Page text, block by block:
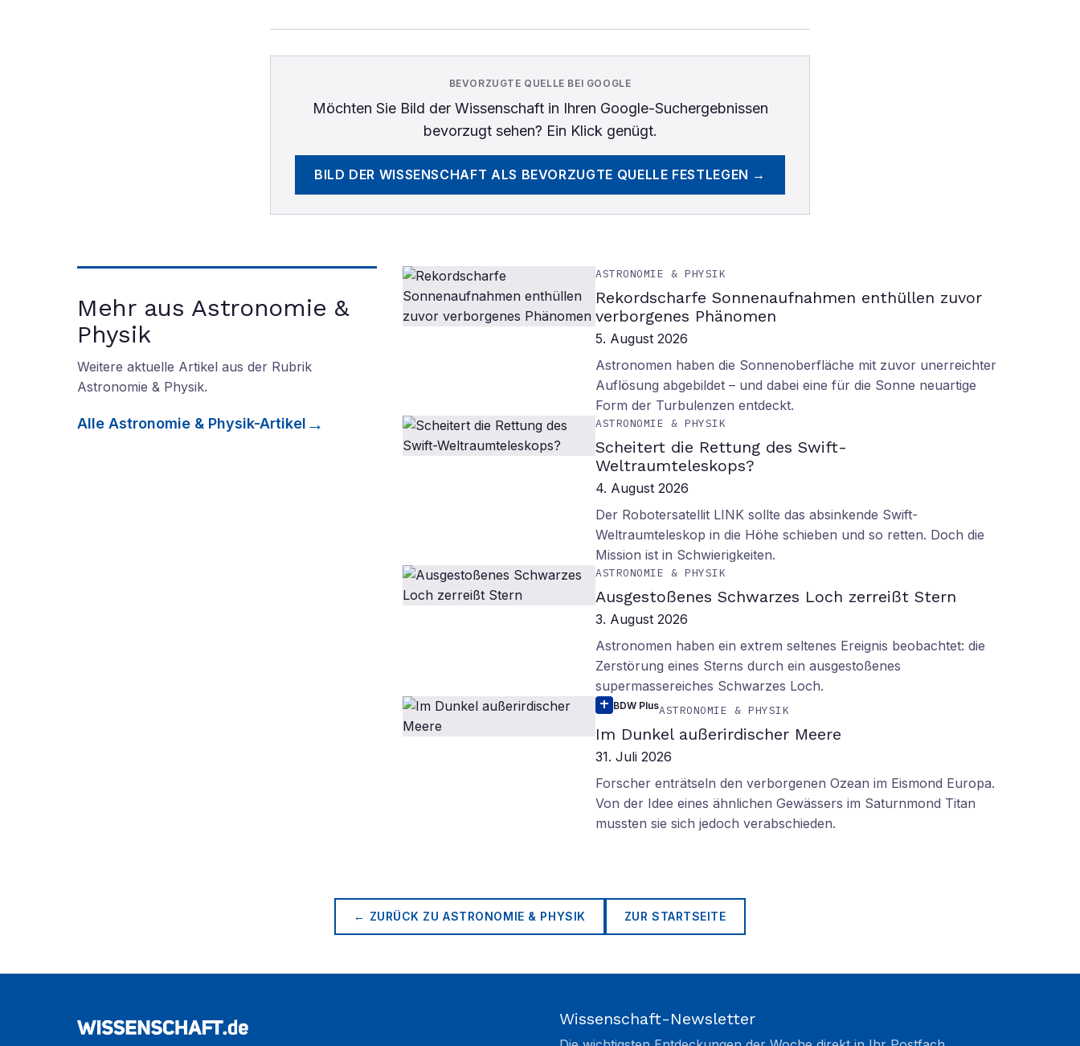
BEVORZUGTE QUELLE BEI GOOGLE
Möchten Sie Bild der Wissenschaftin Ihren Google-Suchergebnissen
bevorzugt sehen? Ein Klick genügt.
BILD DER WISSENSCHAFT ALS BEVORZUGTE QUELLE FESTLEGEN →
Mehr aus Astronomie &
Physik
Weitere aktuelle Artikel aus der Rubrik
Astronomie & Physik.
Alle Astronomie & Physik-Artikel
ASTRONOMIE & PHYSIK
Rekordscharfe Sonnenaufnahmen enthüllen zuvor
verborgenes Phänomen
5. August 2026
Astronomen haben die Sonnenoberfläche mit zuvor unerreichter
Auflösung abgebildet – und dabei eine für die Sonne neuartige
Form der Turbulenzen entdeckt.
ASTRONOMIE & PHYSIK
Scheitert die Rettung des Swift-
Weltraumteleskops?
4. August 2026
Der Robotersatellit LINK sollte das absinkende Swift-
Weltraumteleskop in die Höhe schieben und so retten. Doch die
Mission ist in Schwierigkeiten.
ASTRONOMIE & PHYSIK
Ausgestoßenes Schwarzes Loch zerreißt Stern
3. August 2026
Astronomen haben ein extrem seltenes Ereignis beobachtet: die
Zerstörung eines Sterns durch ein ausgestoßenes
supermassereiches Schwarzes Loch.
BDW PlusASTRONOMIE & PHYSIK
Im Dunkel außerirdischer Meere
31. Juli 2026
Forscher enträtseln den verborgenen Ozean im Eismond Europa.
Von der Idee eines ähnlichen Gewässers im Saturnmond Titan
mussten sie sich jedoch verabschieden.
← ZURÜCK ZUASTRONOMIE & PHYSIK ZUR STARTSEITE
Wissenschaft-Newsletter